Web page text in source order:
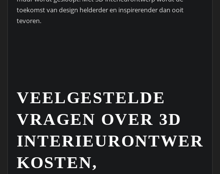
toekomst van design helderder en inspirerender dan ooit
tevoren.
VEELGESTELDE
VRAGEN OVER 3D
KOSTEN,